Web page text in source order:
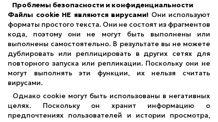
Проблемы безопасности и конфиденциальности
Файлы cookie НЕ являются вирусами! Они используют
форматы простого текста. Они не состоят из фрагментов
кода, поэтому они не могут быть выполнены или
выполнены самостоятельно. В результате вы не можете
дублировать или реплицировать в других сетях для
повторного запуска или репликации. Поскольку они не
могут выполнять эти функции, их нельзя считать
вирусами.
Однако cookie могут быть использованы в негативных
целях. Поскольку он хранит информацию о
предпочтениях пользователей и истории просмотра,